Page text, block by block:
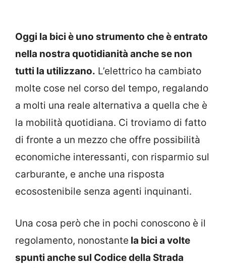
Oggi la bici è uno strumento che è entrato
nella nostra quotidianità anche se non
tutti la utilizzano. L’elettrico ha cambiato
molte cose nel corso del tempo, regalando
a molti una reale alternativa a quella che è
la mobilità quotidiana. Ci troviamo di fatto
di fronte a un mezzo che offre possibilità
economiche interessanti, con risparmio sul
carburante, e anche una risposta
ecosostenibile senza agenti inquinanti.
Una cosa però che in pochi conoscono è il
regolamento, nonostante la bici a volte
spunti anche sul Codice della Strada